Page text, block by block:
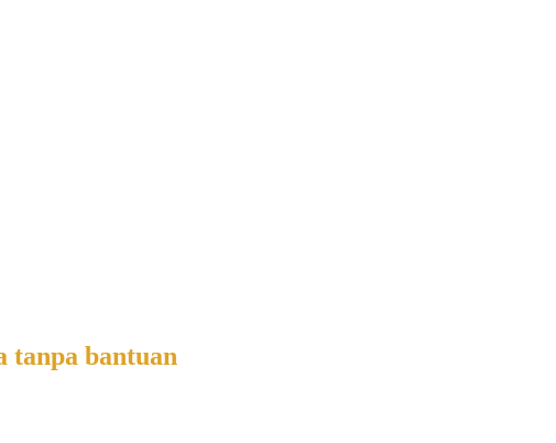
tanpa bantuan